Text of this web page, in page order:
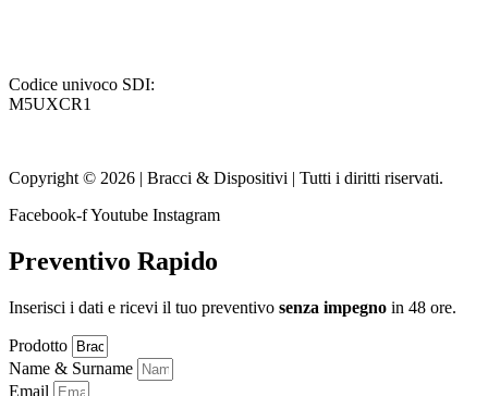
Codice univoco SDI:
M5UXCR1
Copyright © 2026 | Bracci & Dispositivi | Tutti i diritti riservati.
Facebook-fYoutube Instagram
Preventivo Rapido
Inserisci i dati e ricevi il tuo preventivo senza impegno in 48 ore.
Prodotto
Name & Surname
Email